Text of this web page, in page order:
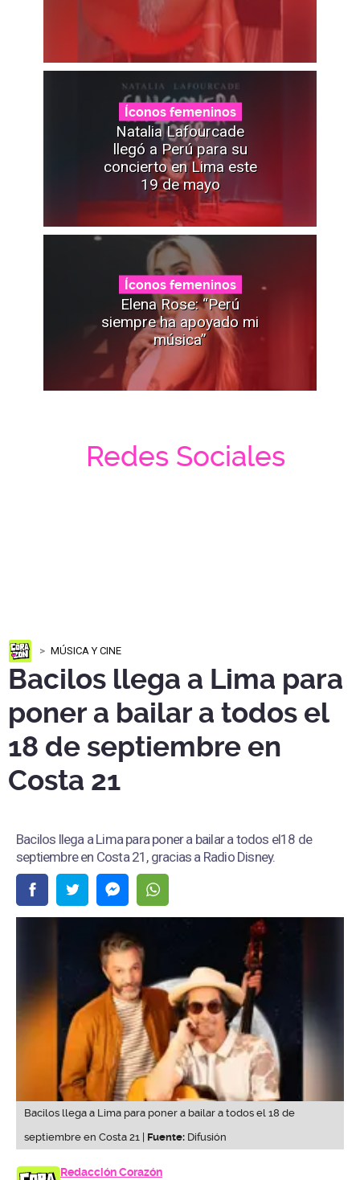
Íconos femeninos
Natalia Lafourcade
llegó a Perú para su
concierto en Lima este
19 de mayo
Íconos femeninos
Elena Rose: “Perú
siempre ha apoyado mi
música”
Redes Sociales
MÚSICA Y CINE
Bacilos llega a Lima para
poner a bailar a todos el
18 de septiembre en
Costa 21
Bacilos llega a Lima para poner a bailar a todos el18 de
septiembre en Costa 21, gracias a Radio Disney.
Bacilos llega a Lima para poner a bailar a todos el 18 de
septiembre en Costa 21 | Fuente: Difusión
Redacción Corazón